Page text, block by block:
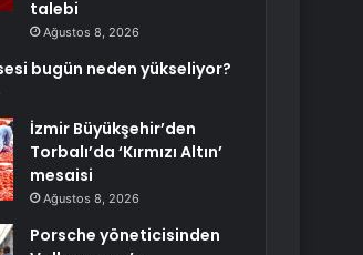
talebi
Ağustos 8, 2026
bugün neden yükseliyor?
İzmir Büyükşehir’den
Torbalı’da ‘Kırmızı Altın’
mesaisi
Ağustos 8, 2026
Porsche yöneticisinden